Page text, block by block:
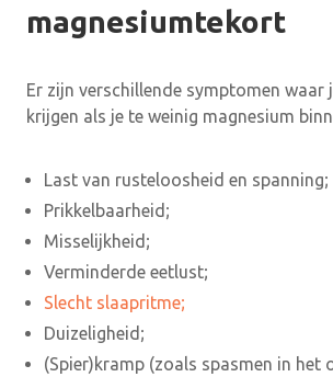
magnesiumtekort
Er zijn verschillende symptomen waar
krijgen als je te weinig magnesium
Last van rusteloosheid en spanning;
Prikkelbaarheid;
Misselijkheid;
Verminderde eetlust;
Slecht slaapritme;
Duizeligheid;
(Spier)kramp (zoals spasmen in het